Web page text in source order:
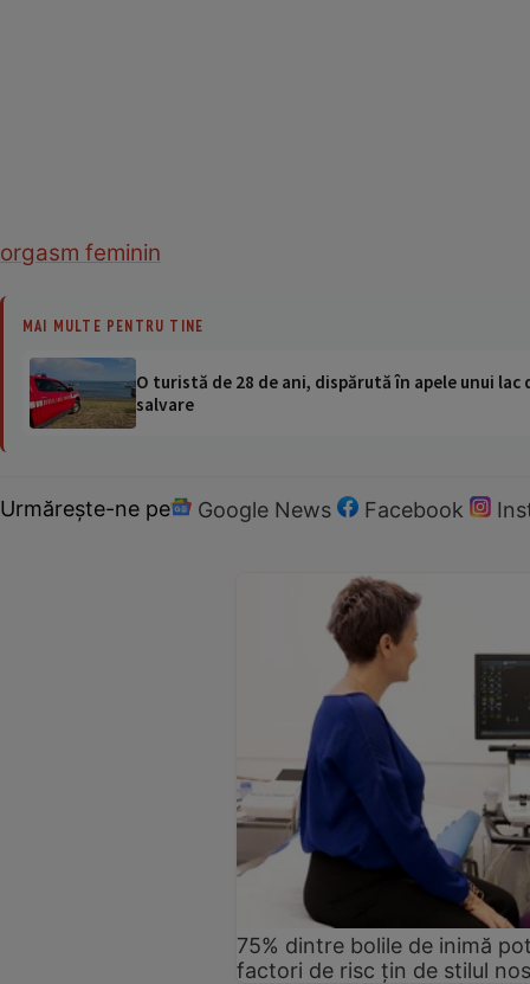
orgasm feminin
MAI MULTE PENTRU TINE
O turistă de 28 de ani, dispărută în apele unui
salvare
Urmărește-ne pe Google News Facebook
75% dintre bolile de inimă
factori de risc țin de stilul